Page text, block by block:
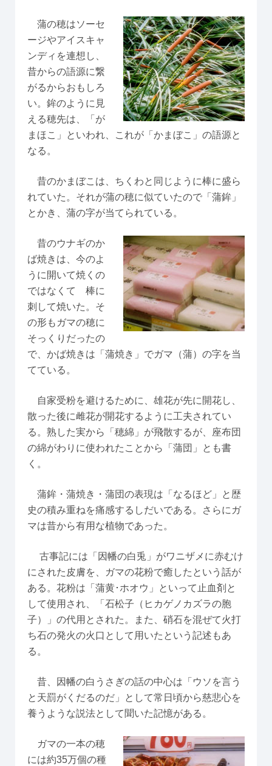
蒲の穂はソーセ
ージやアイスキャ
ンディを連想し、
昔からの語源に繋
がるからおもしろ
い。鉾のように見
える穂先は、「が
まほこ」といわれ、これが「かまぼこ」の語源と
なる。
昔のかまぼこは、ちくわと同じように棒に盛ら
れていた。それが蒲の穂に似ていたので「蒲鉾」
とかき、蒲の字が当てられている。
昔のウナギのか
ば焼きは、今のよ
うに開いて焼くの
ではなくて 棒に
刺して焼いた。そ
の形もガマの穂に
そっくりだったの
で、かば焼きは「蒲焼き」でガマ（蒲）の字を当
てている。
自家受粉を避けるために、雄花が先に開花し、
散った後に雌花が開花するように工夫されてい
る。熟した実から「穂綿」が飛散するが、座布団
の綿がわりに使われたことから「蒲団」とも書
く。
蒲鉾・蒲焼き・蒲団の表現は「なるほど」と歴
史の積み重ねを痛感するしだいである。さらにガ
マは昔から有用な植物であった。
古事記には「因幡の白兎」がワニザメに赤むけ
にされた皮膚を、ガマの花粉で癒したという話が
ある。花粉は「蒲黄･ホオウ」といって止血剤と
して使用され、「石松子（ヒカゲノカズラの胞
子）」の代用とされた。また、硝石を混ぜて火打
ち石の発火の火口として用いたという記述もあ
る。
昔、因幡の白うさぎの話の中心は「ウソを言う
と天罰がくだるのだ」として常日頃から慈悲心を
養うような説法として聞いた記憶がある。
ガマの一本の穂
には約35万個の種